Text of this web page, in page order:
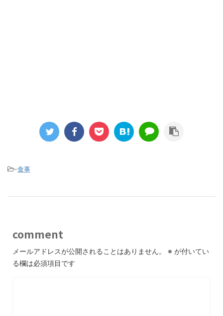
-食事
comment
メールアドレスが公開されることはありません。 ※ が付いてい
る欄は必須項目です